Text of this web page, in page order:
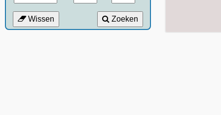
Wissen Zoeken